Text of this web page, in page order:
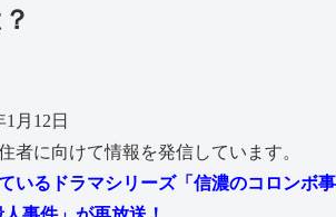
1月12日
者に向けて情報を発信しています。
いるドラマシリーズ「信濃のコロンボ事